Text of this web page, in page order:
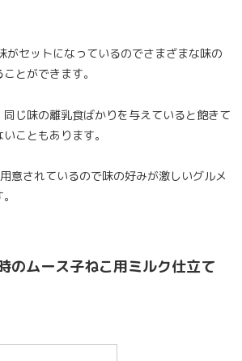
がセットになっているのでさまざまな味の
とができます。
じ味の離乳食ばかりを与えていると飽きて
こともあります。
意されているので味の好みが激しいグルメ
のムース子ねこ用ミルク仕立て